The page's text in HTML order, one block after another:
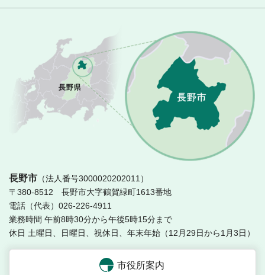
長野市 （法人番号3000020202011）
〒380-8512 長野市大字鶴賀緑町1613番地
電話（代表）026-226-4911
業務時間 午前8時30分から午後5時15分まで
休日 土曜日、日曜日、祝休日、年末年始（12月29日から1月3日）
市役所案内